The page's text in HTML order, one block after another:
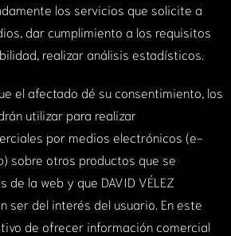
los servicios que solicite a
dar cumplimiento a los requisitos
realizar análisis estadísticos.
el afectado dé su consentimiento, los
utilizar para realizar
por medios electrónicos (e-
sobre otros productos que se
de la web y que DAVID VÉLEZ
ser del interés del usuario. En este
de ofrecer información comercial